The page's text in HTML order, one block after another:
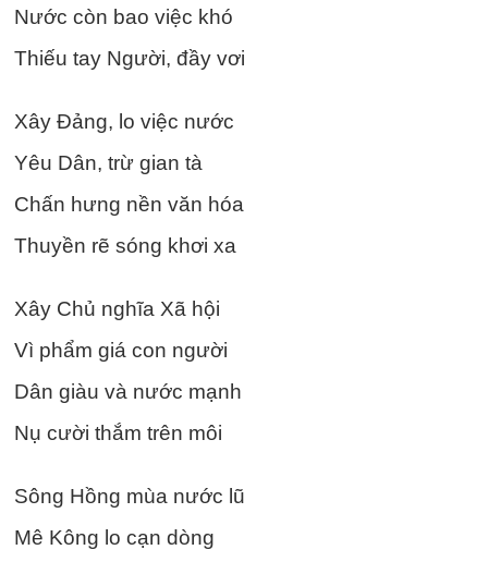
Nước còn bao việc khó
Thiếu tay Người, đầy vơi
Xây Đảng, lo việc nước
Yêu Dân, trừ gian tà
Chấn hưng nền văn hóa
Thuyền rẽ sóng khơi xa
Xây Chủ nghĩa Xã hội
Vì phẩm giá con người
Dân giàu và nước mạnh
Nụ cười thắm trên môi
Sông Hồng mùa nước lũ
Mê Kông lo cạn dòng